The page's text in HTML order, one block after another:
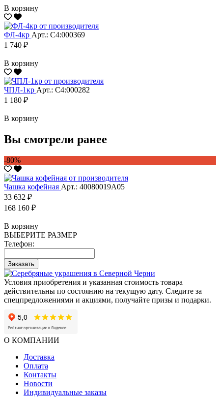
В корзину
ФЛ-4кр Арт.: С4:000369
1 740 ₽
В корзину
ЧПЛ-1кр Арт.: С4:000282
1 180 ₽
В корзину
Вы смотрели ранее
-80%
Чашка кофейная Арт.: 40080019А05
33 632 ₽
168 160 ₽
В корзину
ВЫБЕРИТЕ РАЗМЕР
Телефон:
Заказать
Условия приобретения и указанная стоимость товара
действительны по состоянию на текущую дату. Следите за
спецпредложениями и акциями, получайте призы и подарки.
О КОМПАНИИ
Доставка
Оплата
Контакты
Новости
Индивидуальные заказы